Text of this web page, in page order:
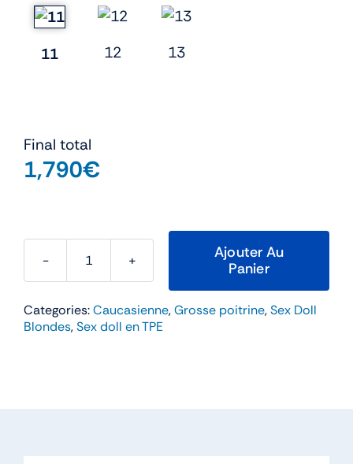
11 12 13
Final total
1,790€
quantité
Nora
–
Ajouter Au
Panier
Categories:Caucasienne,Grosse poitrine,Sex Doll
Blondes,Sex doll en TPE